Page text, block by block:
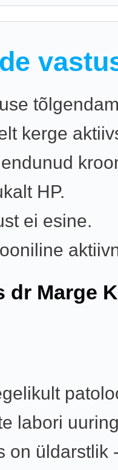
kerge
HP.
ei esine.
dr Marge
labori
on üldarstlik